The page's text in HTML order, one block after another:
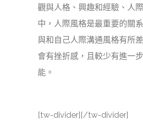
觀與人格、興趣和經驗、人
中，人際風格是最重要的關
與和自己人際溝通風格有所
會有挫折感，且較少有進一
能。
[tw-divider][/tw-divider]